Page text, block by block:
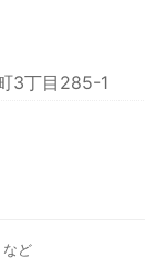
3丁目285-1
など